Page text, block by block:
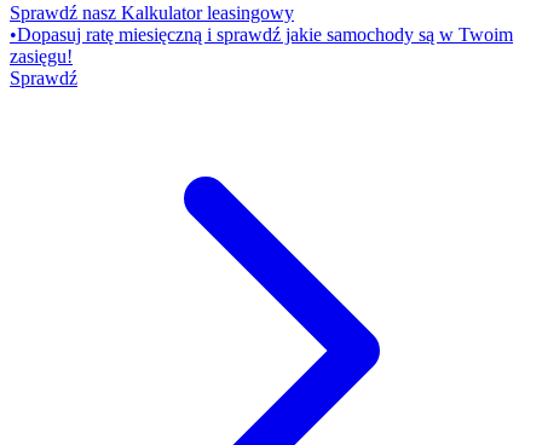
Sprawdź nasz Kalkulator leasingowy
•Dopasuj ratę miesięczną i sprawdź jakie samochody są w Twoim
zasięgu!
Sprawdź